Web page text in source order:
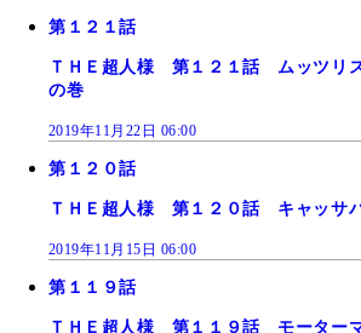
第１２１話
ＴＨＥ超人様 第１２１話 ムッツリス
の巻
2019年11月22日 06:00
第１２０話
ＴＨＥ超人様 第１２０話 キャッサ
2019年11月15日 06:00
第１１９話
ＴＨＥ超人様 第１１９話 モーター